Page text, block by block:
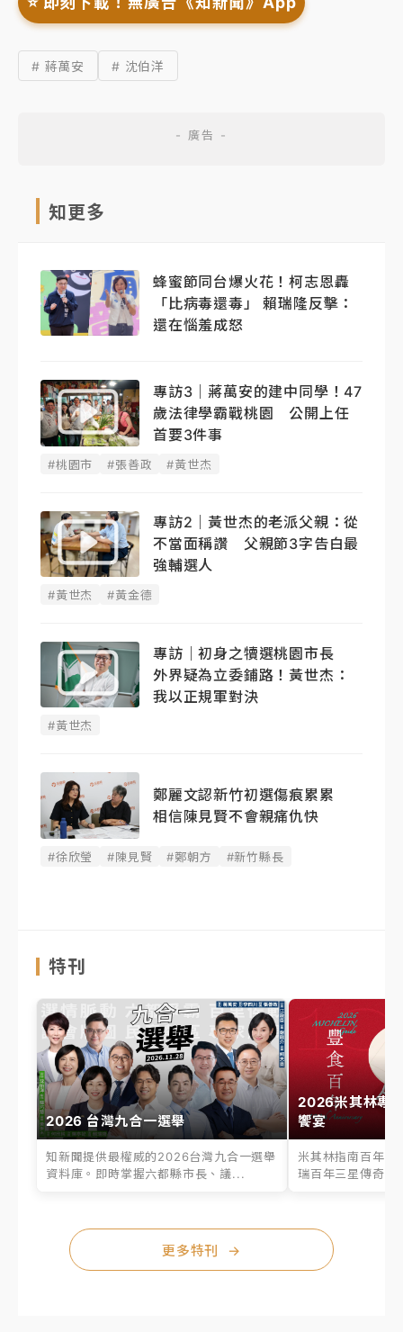
# 蔣萬安 # 沈伯洋
知更多
蜂蜜節同台爆火花！柯志恩轟
「比病毒還毒」 賴瑞隆反擊：
還在惱羞成怒
專訪3｜蔣萬安的建中同學！47
歲法律學霸戰桃園 公開上任
首要3件事
#桃園市 #張善政 #黃世杰
專訪2｜黃世杰的老派父親：從
不當面稱讚 父親節3字告白最
強輔選人
#黃世杰 #黃金德
專訪｜初身之犢選桃園市長
外界疑為立委鋪路！黃世杰：
我以正規軍對決
#黃世杰
鄭麗文認新竹初選傷痕累累
相信陳見賢不會親痛仇快
#徐欣瑩 #陳見賢 #鄭朝方 #新竹縣長
特刊
2026 台灣九合一選舉
知新聞提供最權威的2026台灣九合一選舉
資料庫。即時掌握六都縣市長、議...
2026米其林專
饗宴
米其林指南百年之
瑞百年三星傳奇、
更多特刊 →